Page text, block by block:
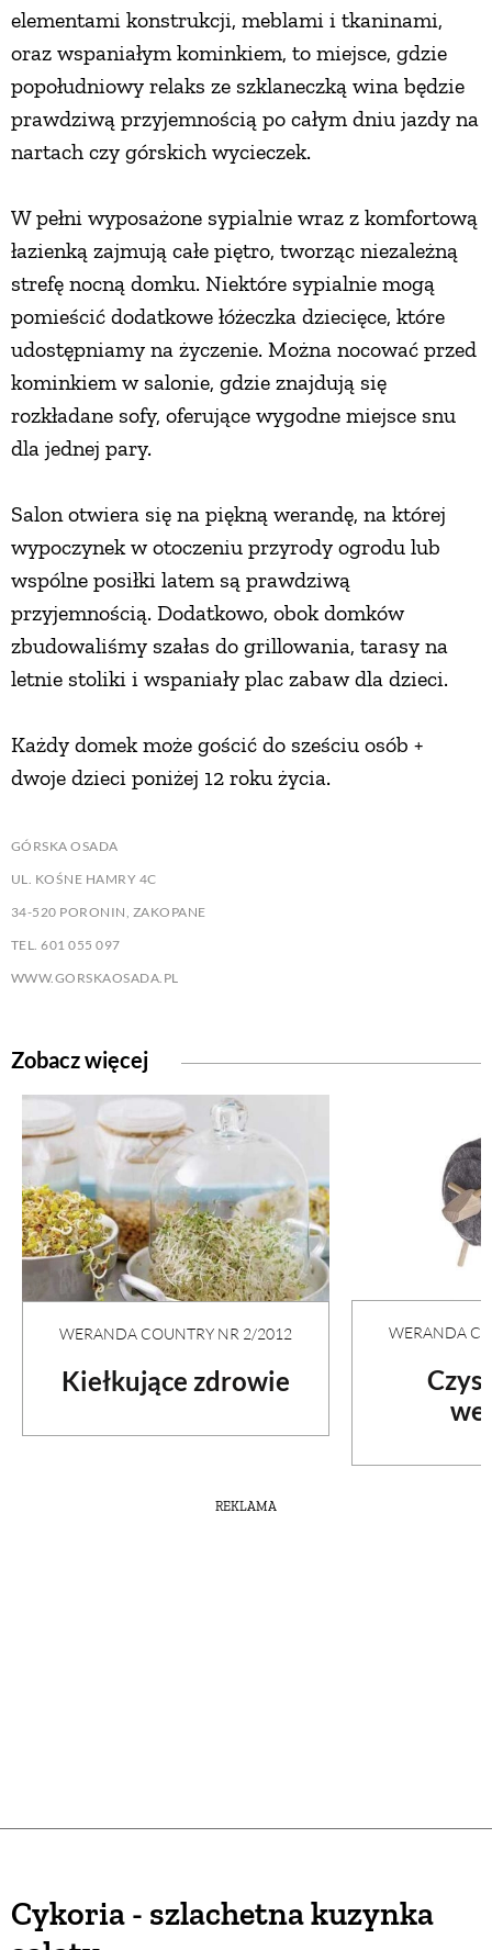
elementami konstrukcji, meblami i tkaninami,
oraz wspaniałym kominkiem, to miejsce, gdzie
popołudniowy relaks ze szklaneczką wina będzie
prawdziwą przyjemnością po całym dniu jazdy na
nartach czy górskich wycieczek.
W pełni wyposażone sypialnie wraz z komfortową
łazienką zajmują całe piętro, tworząc niezależną
strefę nocną domku. Niektóre sypialnie mogą
pomieścić dodatkowe łóżeczka dziecięce, które
udostępniamy na życzenie. Można nocować przed
kominkiem w salonie, gdzie znajdują się
rozkładane sofy, oferujące wygodne miejsce snu
dla jednej pary.
Salon otwiera się na piękną werandę, na której
wypoczynek w otoczeniu przyrody ogrodu lub
wspólne posiłki latem są prawdziwą
przyjemnością. Dodatkowo, obok domków
zbudowaliśmy szałas do grillowania, tarasy na
letnie stoliki i wspaniały plac zabaw dla dzieci.
Każdy domek może gościć do sześciu osób +
dwoje dzieci poniżej 12 roku życia.
GÓRSKA OSADA
UL. KOŚNE HAMRY 4C
34-520 PORONIN, ZAKOPANE
TEL. 601 055 097
WWW.GORSKAOSADA.PL
Zobacz więcej
WERANDA COUNTRY NR 2/2012
Kiełkujące zdrowie
WERANDA
REKLAMA
Cykoria - szlachetna kuzynka